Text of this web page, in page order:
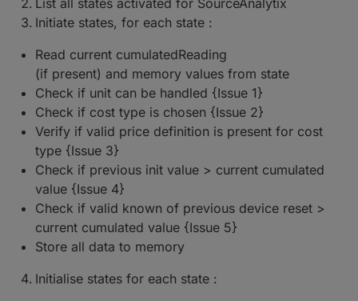
Ergebnisse bzw Problemen mitteilen.
Das hilft in der Entwicklung und
mir log daten zukommen lassen ueber Fehler
odder warnings. Wie geht das ?
Ich habe einen centralen logging server wo ihr
automatisch die logs hinschicken koennen, im
jetzigen moment empfangen ich bereits (nur
fuer diese adapter) von 3 Mitglieder die daten.
Wollt ihr mitmachen? Sehr gerne :), wie ? :
Forum (PN)
Telegram (@RaffiDuck)
SourceAnalytix)
Ich freue mich sehr über die tatkräftige
Aktuelle
Test
Version
SourceAnalytix 0.4.8
Veröffentlic
hungsdatu
m
20.01.2021
Release
candidate
planned
Github Link
community-
Initiate states, for each state :
Read current cumulatedReading
(if present) and memory values from state
Check if unit can be handled {Issue 1}
Check if cost type is chosen {Issue 2}
Verify if valid price definition is present for cost
type {Issue 3}
Check if previous init value > current cumulated
value {Issue 4}
Check if valid known of previous device reset >
current cumulated value {Issue 5}
Store all data to memory
Initialise states for each state :